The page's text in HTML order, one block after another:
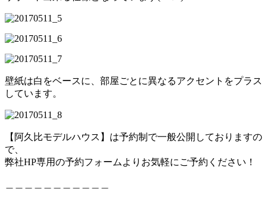
壁紙は白をベースに、部屋ごとに異なるアクセントをプラス
しています。
【阿久比モデルハウス】は予約制で一般公開しておりますの
で、
弊社HP専用の予約フォームよりお気軽にご予約ください！